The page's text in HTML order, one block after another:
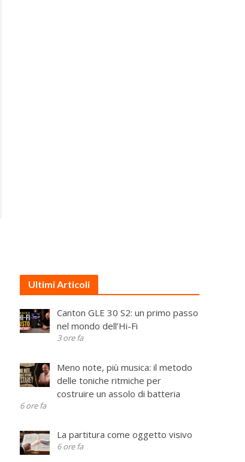
Ultimi Articoli
Canton GLE 30 S2: un primo passo
nel mondo dell’Hi-Fi
3 ore fa
Meno note, più musica: il metodo
delle toniche ritmiche per
costruire un assolo di batteria
6 ore fa
La partitura come oggetto visivo
6 ore fa